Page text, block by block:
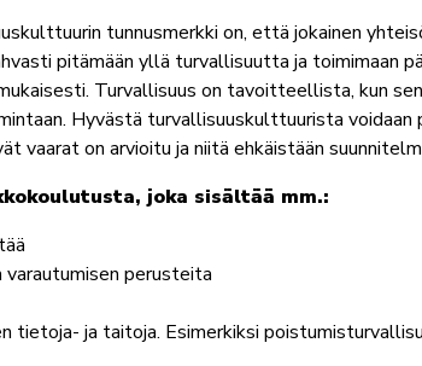
tunnusmerkki on, että jokainen
pitämään yllä turvallisuutta ja toimimaan
Turvallisuus on tavoitteellista, kun
Hyvästä turvallisuuskulttuurista voidaan
vaarat on arvioitu ja niitä ehkäistään
joka sisältää mm.:
perusteita
tietoja- ja taitoja. Esimerkiksi